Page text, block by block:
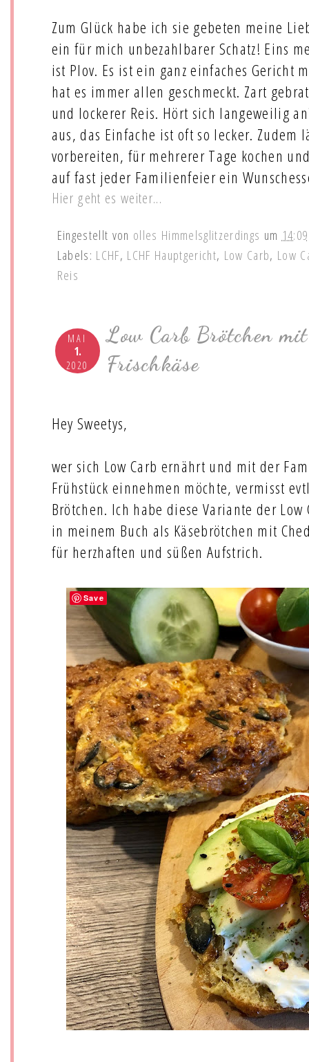
Zum Glück habe ich sie gebeten meine
ein für mich unbezahlbarer Schatz! Eins
ist Plov. Es ist ein ganz einfaches Gericht
hat es immer allen geschmeckt. Zart
und lockerer Reis. Hört sich langeweilig
aus, das Einfache ist oft so lecker. Zudem
vorbereiten, für mehrerer Tage kochen
auf fast jeder Familienfeier ein
Hier geht es weiter...
Eingestellt von olles Himmelsglitzerdings um 14:09
Labels: LCHF, LCHF Hauptgericht, Low Carb, Low
Reis
MAI
1.
2020
Low Carb Brötchen
Frischkäse
Hey Sweetys,
wer sich Low Carb ernährt und mit der
Frühstück einnehmen möchte, vermisst
Brötchen. Ich habe diese Variante der
in meinem Buch als Käsebrötchen mit
für herzhaften und süßen Aufstrich.
Save